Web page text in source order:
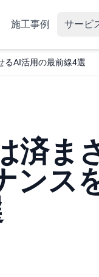
施工事例 サービ
るAI活用の最前線4選
済ま
ンス